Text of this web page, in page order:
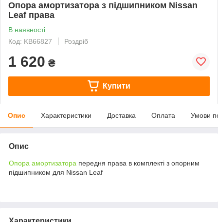
Опора амортизатора з підшипником Nissan
Leaf права
В наявності
Код: KB66827
Роздріб
1 620 ₴
Купити
Опис Характеристики Доставка Оплата Умови
Опис
Опора амортизатора передня права в комплекті з опорним
підшипником для Nissan Leaf